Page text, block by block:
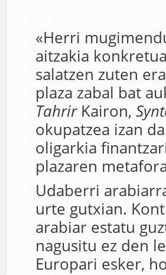
«Herri
aitzakia
salatzen zuten
plaza zabal bat
TahrirKairon,
okupatzea izan
oligarkia
plazaren
Udaberri
urte gutxian.
arabiar estatu
nagusitu ez den
Europari esker,